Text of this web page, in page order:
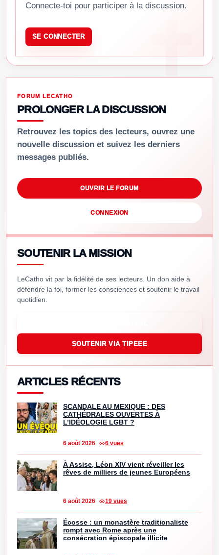
Connecte-toi pour participer à la discussion.
SE CONNECTER
FORUM LECATHO
PROLONGER LA DISCUSSION
Retrouvez les topics des lecteurs, ouvrez une
nouvelle discussion et suivez les derniers
messages publiés.
OUVRIR LE FORUM
CONNEXION
SOUTENIR LA MISSION
LeCatho vit par la fidélité de ses lecteurs. Un don aide à
défendre la foi, former les consciences et soutenir le travail
quotidien.
SOUTENIR VIA TIPEEE
ARTICLES RÉCENTS
SCANDALE AU MEXIQUE : DES
CATHÉDRALES OUVERTES À
L’IDÉOLOGIE LGBT ?
6 août 2026 6 vues
À Assise, Léon XIV vient réveiller les
rêves de milliers de jeunes Européens
6 août 2026 19 vues
Écosse : un monastère traditionaliste
rompt avec Rome après une
consécration épiscopale illicite